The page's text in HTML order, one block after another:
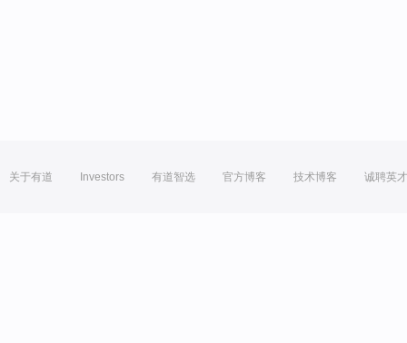
关于有道 Investors 有道智选 官方博客 技术博客 诚聘英才